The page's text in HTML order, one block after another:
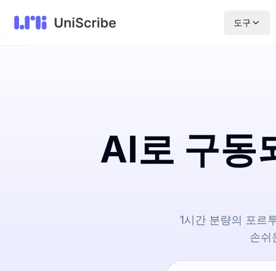
도구
AI로 구동
1시간 분량의 포르
손쉬